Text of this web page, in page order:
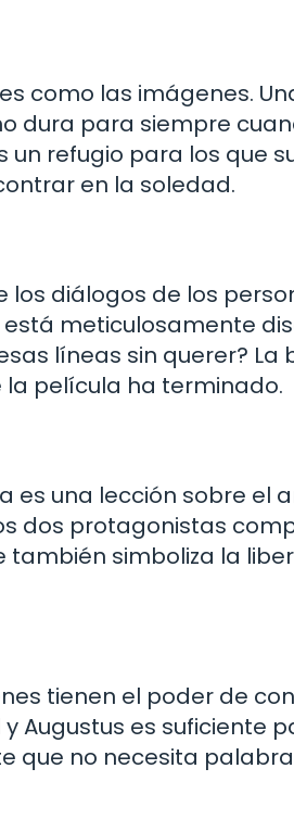
como las imágenes.
dura para siempre
un refugio para los que
en la soledad.
los diálogos de los
meticulosamente
líneas sin querer? La
película ha terminado.
es una lección sobre el
dos protagonistas
también simboliza la
tienen el poder de
Augustus es suficiente
que no necesita